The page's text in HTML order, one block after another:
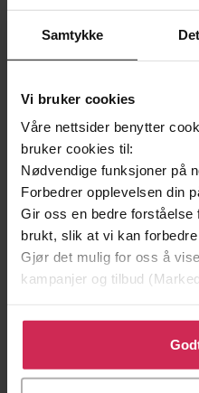
Samtykke
Vi bruker cookies
Våre nettsider benytter
bruker cookies til:
Nødvendige funksjoner på
Forbedrer opplevelsen din
Gir oss en bedre
brukt, slik at vi kan
Gjør det mulig for oss å
kampanjer og tilbud
Klikk på «Godta alle» for å
bruke cookies for alle
tilpasse ditt samtykke til
236,-
The Truth About My Mother
Jemma Wallace